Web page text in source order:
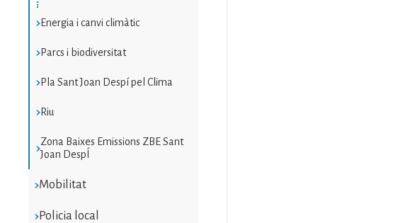
Energia i canvi climàtic
Parcs i biodiversitat
Pla Sant Joan Despí pel Clima
Riu
Zona Baixes Emissions ZBE Sant
Joan DespÍ
Mobilitat
Policia local